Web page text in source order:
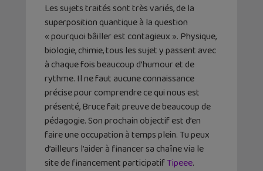
Les sujets traités sont très variés, de la
superposition quantique à la question
« pourquoi bâiller est contagieux ». Physique,
biologie, chimie, tous les sujet y passent avec
à chaque fois beaucoup d’humour et de
rythme. Il ne faut aucune connaissance
précise pour comprendre ce qui nous est
présenté, Bruce fait preuve de beaucoup de
pédagogie. Son prochain objectif est d’en
faire une occupation à temps plein. Tu peux
d’ailleurs l’aider à financer sa chaîne via le
site de financement participatifTipeee.